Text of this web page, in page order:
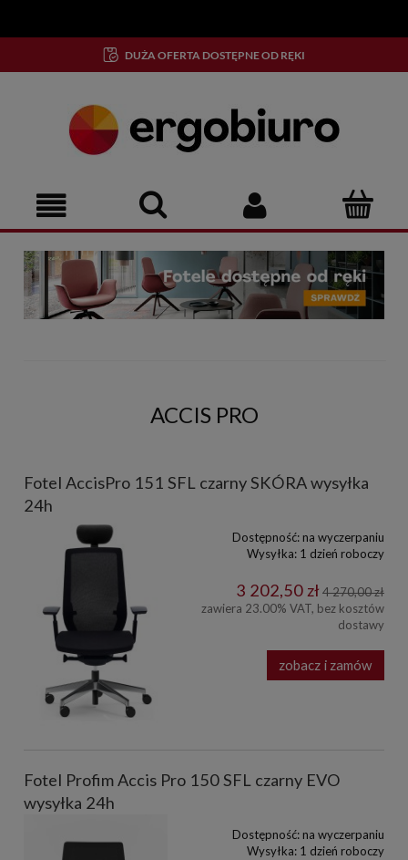
DUŻA OFERTA DOSTĘPNE OD RĘKI
ACCIS PRO
Fotel AccisPro 151 SFL czarny SKÓRA wysyłka
24h
Dostępność: na wyczerpaniu
Wysyłka: 1 dzień roboczy
3 202,50 zł 4 270,00 zł
zawiera 23.00% VAT, bez kosztów
dostawy
zobacz i zamów
Fotel Profim Accis Pro 150 SFL czarny EVO
wysyłka 24h
Dostępność: na wyczerpaniu
Wysyłka: 1 dzień roboczy